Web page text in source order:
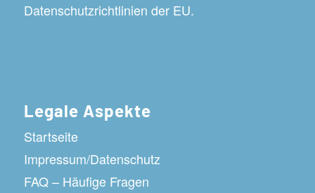
Datenschutzrichtlinien der EU.
Legale Aspekte
Startseite
Impressum/Datenschutz
FAQ – Häufige Fragen